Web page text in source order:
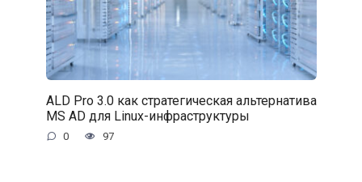
ALD Pro 3.0 как стратегическая альтернатива
MS AD для Linux-инфраструктуры
0 97